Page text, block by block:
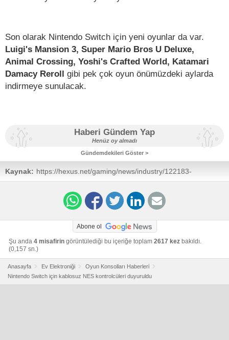
Son olarak Nintendo Switch için yeni oyunlar da var.
Luigi's Mansion 3, Super Mario Bros U Deluxe,
Animal Crossing, Yoshi's Crafted World, Katamari
Damacy Reroll gibi pek çok oyun önümüzdeki aylarda
indirmeye sunulacak.
Haberi Gündem Yap
Henüz oy almadı
Gündemdekileri Göster >
Kaynak: https://hexus.net/gaming/news/industry/122183-
nintendo-unveils-wireless-nes-controllers-switch-owners/
Abone ol
Şu anda 4 misafirin görüntülediği bu içeriğe toplam 2617 kez bakıldı.
(0,157 sn.)
Anasayfa Ev Elektroniği
Oyun Konsolları Haberleri
Nintendo Switch için kablosuz NES kontrolcüleri duyuruldu